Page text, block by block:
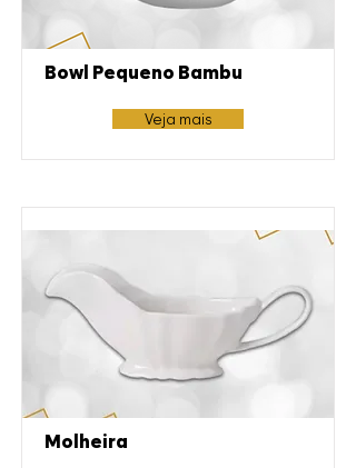
Bowl Pequeno Bambu
Veja mais
Molheira